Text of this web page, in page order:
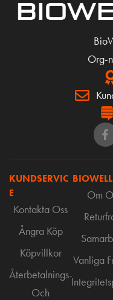
Org-
KUNDSERVIC
E
Kontakta Oss
Ångra Köp
Köpvillkor
Återbetalnings-
Och
BIOWELL
Om
Vanliga